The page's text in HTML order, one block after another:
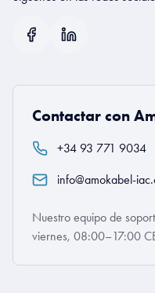
Contactar con
+34 93 771 9034
info@amokabel-
Nuestro equipo de
viernes, 08:00–17:00